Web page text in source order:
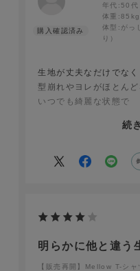
年代: 50代
体重:85kg
体型: がっ
り）
生地が丈夫なだけでなく
型崩れやヨレがほとんど
いつでも綺麗な状態で
何年も着る事ができそ
続
明らかに他と違う
【販売再開】Mellow T-シ